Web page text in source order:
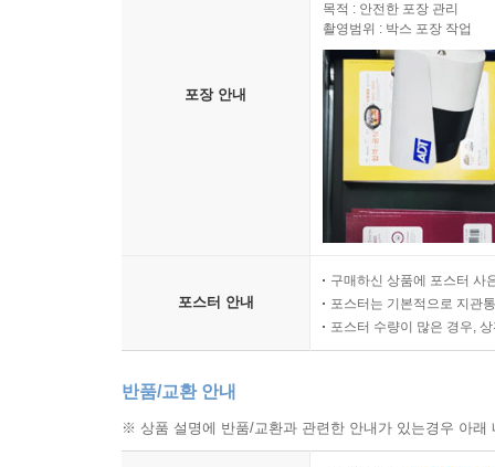
포장 안내
목적 : 안전한 포장 관리
촬영범위 : 박스 포장 작업
포스터 안내
구매하신 상품에 포스터 사
포스터는 기본적으로 지관
포스터 수량이 많은 경우,
반품/교환 안내
※ 상품 설명에 반품/교환과 관련한 안내가 있는경우 아